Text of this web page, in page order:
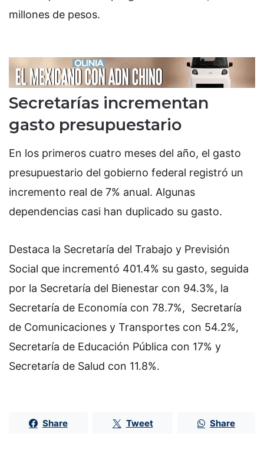
millones de pesos.
Secretarías incrementan
gasto presupuestario
En los primeros cuatro meses del año, el gasto
presupuestario del gobierno federal registró un
incremento real de 7% anual. Algunas
dependencias casi han duplicado su gasto.
Destaca la Secretaría del Trabajo y Previsión
Social que incrementó 401.4% su gasto, seguida
por la Secretaría del Bienestar con 94.3%, la
Secretaría de Economía con 78.7%, Secretaría
de Comunicaciones y Transportes con 54.2%,
Secretaría de Educación Pública con 17% y
Secretaría de Salud con 11.8%.
Share Tweet Share